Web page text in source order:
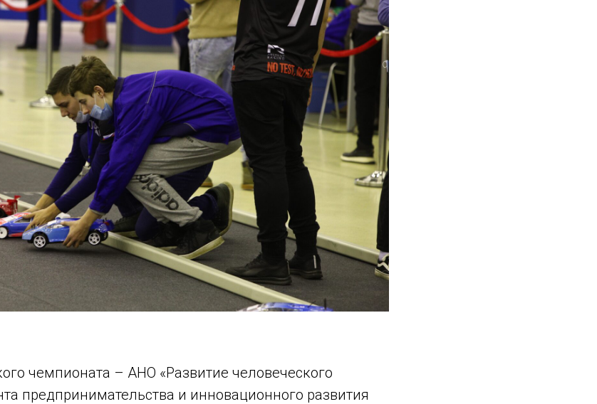
чемпионата – АНО «Развитие человеческого
предпринимательства и инновационного развития